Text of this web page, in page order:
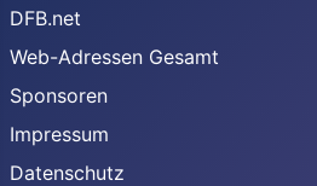
DFB.net
Web-Adressen Gesamt
Sponsoren
Impressum
Datenschutz